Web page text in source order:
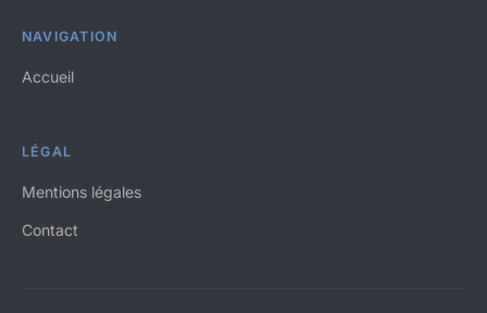
NAVIGATION
Accueil
LÉGAL
Mentions légales
Contact